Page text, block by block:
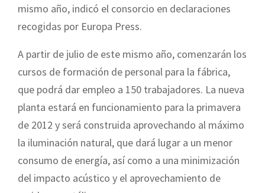
mismo año, indicó el consorcio en declaraciones
recogidas por Europa Press.
A partir de julio de este mismo año, comenzarán los
cursos de formación de personal para la fábrica,
que podrá dar empleo a 150 trabajadores. La nueva
planta estará en funcionamiento para la primavera
de 2012 y será construida aprovechando al máximo
la iluminación natural, que dará lugar a un menor
consumo de energía, así como a una minimización
del impacto acústico y el aprovechamiento de